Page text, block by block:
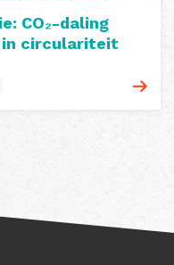
CO₂-daling
in circulariteit